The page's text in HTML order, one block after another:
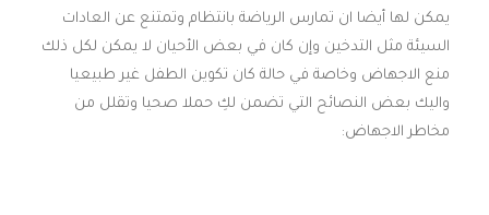
يمكن لها أيضا ان تمارس الرياضة بانتظام وتمتنع عن العادات
السيئة مثل التدخين وإن كان في بعض الأحيان لا يمكن لكل ذلك
منع الاجهاض وخاصة في حالة كان تكوين الطفل غير طبيعيا
واليك بعض النصائح التي تضمن لكِ حملا صحيا وتقلل من
مخاطر الاجهاض: